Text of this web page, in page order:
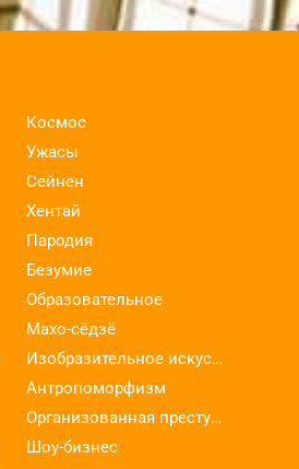
Космос
Ужасы
Сейнен
Хентай
Пародия
Безумие
Образовательное
Махо-сёдзё
Изобразительное искусство
Антропоморфизм
Организованная преступность
Шоу-бизнес